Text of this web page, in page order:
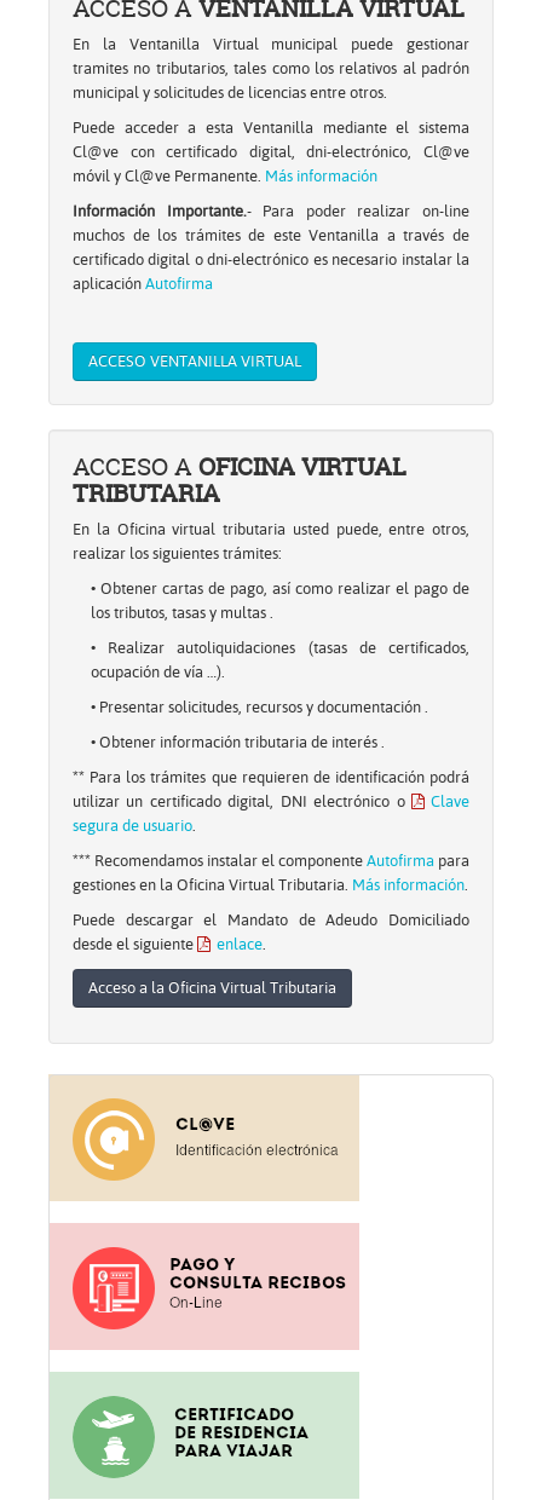
Cl@vefraudulentas
la
sede
electrónica
Ventanilla
Virtual
a
del
plan
de
pago
“LPA-
Segura
de
Usuario
el
acceso
la
Oficina
para
la
solicitud
pagos
domiciliados
fraccionados
en
las
oficinas
de
al
ACCESO AVENTANILLA VIRTUAL
En la Ventanilla Virtual municipal puede gestionar
tramites no tributarios, tales como los relativos al padrón
municipal y solicitudes de licencias entre otros.
Puede acceder a esta Ventanilla mediante el sistema
Cl@ve con certificado digital, dni-electrónico, Cl@ve
móvil y Cl@ve Permanente. Más información
Información Importante.- Para poder realizar on-line
muchos de los trámites de este Ventanilla a través de
certificado digital o dni-electrónico es necesario instalar la
aplicación Autofirma
ACCESO VENTANILLA VIRTUAL
ACCESO AOFICINA VIRTUAL
TRIBUTARIA
En la Oficina virtual tributaria usted puede, entre otros,
realizar los siguientes trámites:
• Obtener cartas de pago, así como realizar el pago de
los tributos, tasas y multas .
• Realizar autoliquidaciones (tasas de certificados,
ocupación de vía …).
• Presentar solicitudes, recursos y documentación .
• Obtener información tributaria de interés .
** Para los trámites que requieren de identificación podrá
utilizar un certificado digital, DNI electrónico o
Clave
segura de usuario.
*** Recomendamos instalar el componente Autofirma para
gestiones en la Oficina Virtual Tributaria. Más información.
Puede descargar el Mandato de Adeudo Domiciliado
desde el siguiente
enlace.
Acceso a la Oficina Virtual Tributaria